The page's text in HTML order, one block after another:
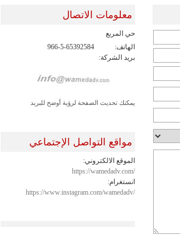
معلومات الاتصال
حي المربع
الهاتف:
966-5-65392584
بريد الشركة:
يمكنك تحديث الصفحة لرؤية أوضح للبريد
مواقع التواصل الإجتماعي
الموقع الالكتروني:
https://wamedadv.com/
انستغرام:
https://www.instagram.com/wamedadv/